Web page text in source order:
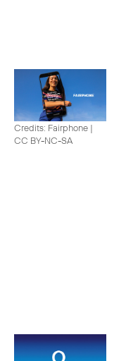
Credits: Fairphone |
CC BY-NC-SA